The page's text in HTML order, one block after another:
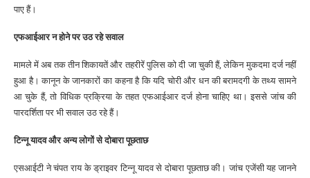
पाए हैं।
एफआईआर न होने पर उठ रहे सवाल
मामले में अब तक तीन शिकायतें और तहरीरें पुलिस को दी जा चुकी हैं, लेकिन मुकदमा दर्ज नहीं
हुआ है। कानून के जानकारों का कहना है कि यदि चोरी और धन की बरामदगी के तथ्य सामने
आ चुके हैं, तो विधिक प्रक्रिया के तहत एफआईआर दर्ज होना चाहिए था। इससे जांच की
पारदर्शिता पर भी सवाल उठ रहे हैं।
टिन्नू यादव और अन्य लोगों से दोबारा पूछताछ
एसआईटी ने चंपत राय के ड्राइवर टिन्नू यादव से दोबारा पूछताछ की। जांच एजेंसी यह जानने